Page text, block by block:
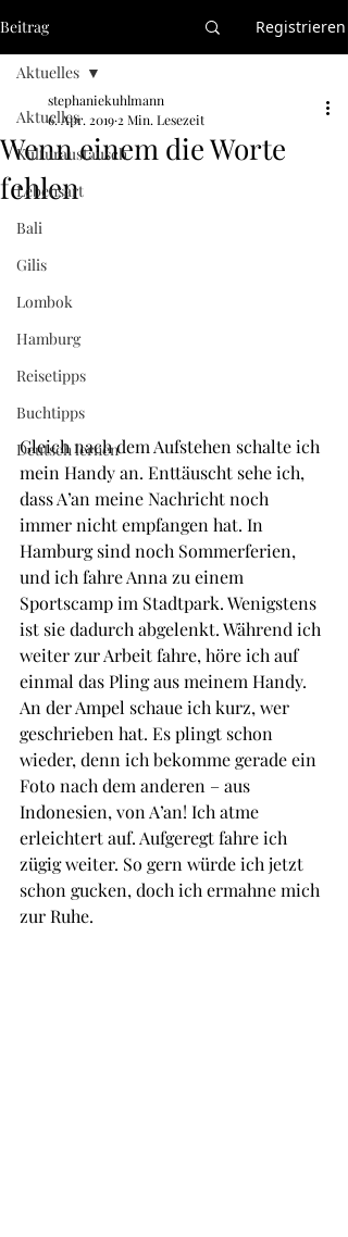
Beitrag Registrieren
Aktuelles
Kulturaustausch
Lebensart
Bali
Gilis
Lombok
Hamburg
Reisetipps
Buchtipps
Deutsch lernen
Aktuelles
Wenn einem die Worte
fehlen
stephaniekuhlmann
6. Apr. 2019 2 Min. Lesezeit
Gleich nach dem Aufstehen schalte ich
mein Handy an. Enttäuscht sehe ich,
dass A’an meine Nachricht noch
immer nicht empfangen hat. In
Hamburg sind noch Sommerferien,
und ich fahre Anna zu einem
Sportscamp im Stadtpark. Wenigstens
ist sie dadurch abgelenkt. Während ich
weiter zur Arbeit fahre, höre ich auf
einmal das Pling aus meinem Handy.
An der Ampel schaue ich kurz, wer
geschrieben hat. Es plingt schon
wieder, denn ich bekomme gerade ein
Foto nach dem anderen – aus
Indonesien, von A’an! Ich atme
erleichtert auf. Aufgeregt fahre ich
zügig weiter. So gern würde ich jetzt
schon gucken, doch ich ermahne mich
zur Ruhe.